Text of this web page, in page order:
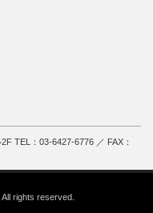
TEL：03-6427-6776 ／ FAX：
All rights reserved.